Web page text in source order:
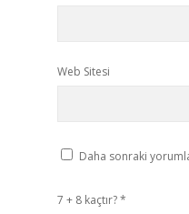
Web Sitesi
Daha sonraki
7 + 8 kaçtır?*